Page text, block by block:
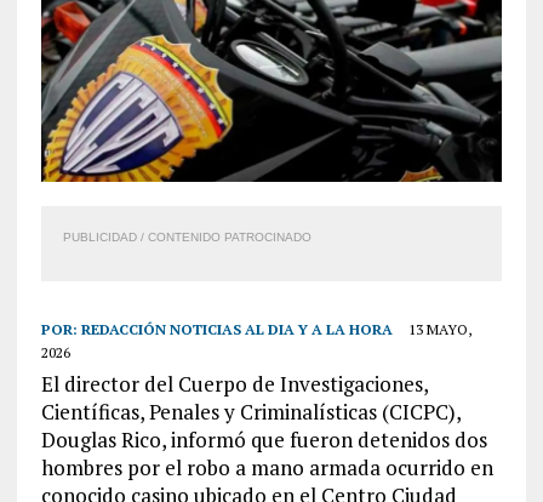
PUBLICIDAD / CONTENIDO PATROCINADO
POR: REDACCIÓN NOTICIAS AL DIA Y A LA HORA
13 MAYO,
2026
El director del Cuerpo de Investigaciones,
Científicas, Penales y Criminalísticas (CICPC),
Douglas Rico, informó que fueron detenidos dos
hombres por el robo a mano armada ocurrido en
conocido casino ubicado en el Centro Ciudad